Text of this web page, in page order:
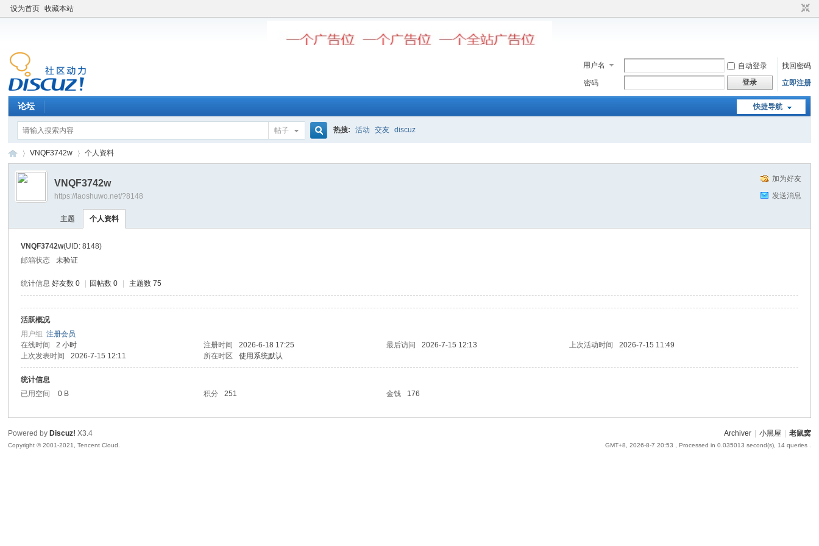
设为首页 收藏本站
用户名 自动登录
找回密码
密码
登录 立即注册
快捷导航
论坛
帖子 热搜: 活动 交友 discuz
窝
›
VNQF3742w 个人资料
加为好友
发送消息
VNQF3742w
https://laoshuwo.net/?8148
主题 个人资料
VNQF3742w(UID: 8148)
邮箱状态
未验证
统计信息 好友数 0 回帖数 0 主题数 75
活跃概况
用户组注册会员
在线时间
2 小时 注册时间 2026-6-18 17:25 最后访问 2026-7-15 12:13 上次活动时间
2026-7-15 11:49
上次发表时间
2026-7-15 12:11 所在时区 使用系统默认
统计信息
已用空间
0 B 积分 251 金钱 176
Archiver 小黑屋 老鼠窝
GMT+8, 2026-8-7 20:53 , Processed in 0.035013 second(s), 14 queries .
Powered by Discuz! X3.4
Copyright © 2001-2021, Tencent Cloud.